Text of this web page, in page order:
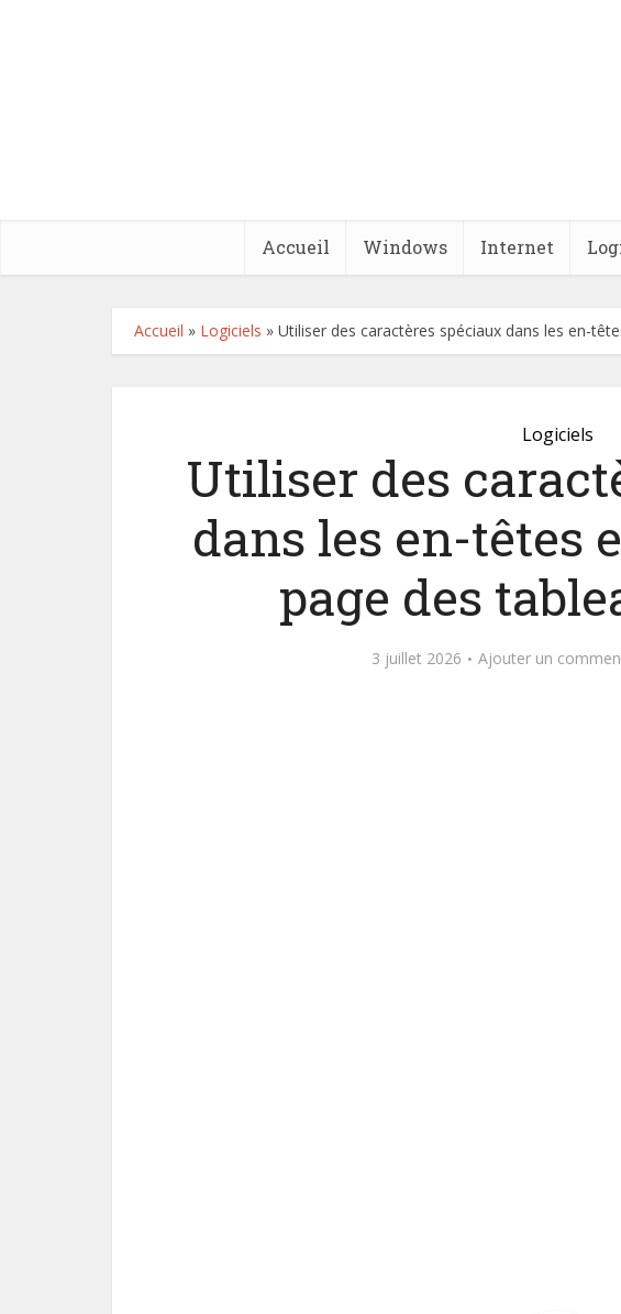
Accueil Windows Internet
Accueil » Logiciels » Utiliser des caractères spéciaux dans les en-
Logiciels
Utiliser des
dans les en-têtes
page des
3 juillet 2026 Ajouter un